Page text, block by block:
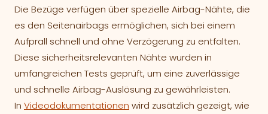
Die Bezüge verfügen über spezielle Airbag-Nähte, die
es den Seitenairbags ermöglichen, sich bei einem
Aufprall schnell und ohne Verzögerung zu entfalten.
Diese sicherheitsrelevanten Nähte wurden in
umfangreichen Tests geprüft, um eine zuverlässige
und schnelle Airbag-Auslösung zu gewährleisten.
In Videodokumentationen wird zusätzlich gezeigt, wie